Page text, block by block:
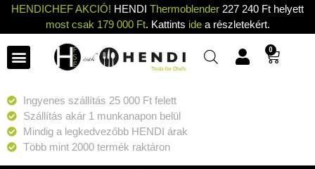
HENDICHEF AKCIÓ! HENDI Thermoblender 227 240 Ft helyett
most csak 179 000 Ft. Kattints idea részletekért.
0
Ingyenes szállítás 25 000 Ft felett
Szállítás akár 1 munkanapon belül
Mindig a legkedvezőbb HENDI árak
Több mint 2000 termék raktáron